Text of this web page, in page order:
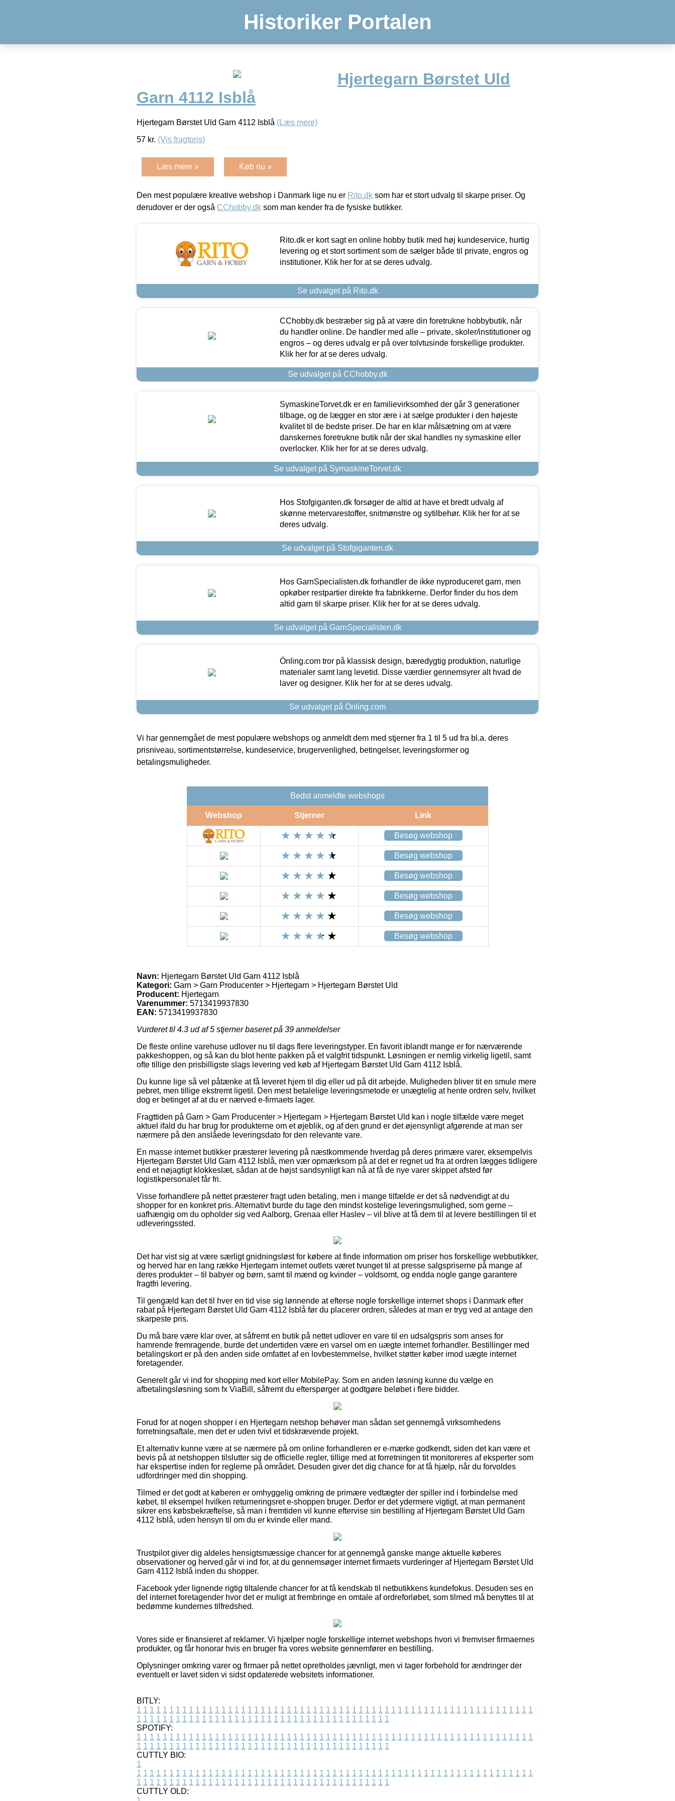
Historiker Portalen
Hjertegarn Børstet Uld
Garn 4112 Isblå
Hjertegarn Børstet Uld Garn 4112 Isblå (Læs mere)
57 kr. (Vis fragtpris)
Læs mere » Køb nu »
Den mest populære kreative webshop i Danmark lige nu er Rito.dk som har et stort udvalg til skarpe priser. Og
derudover er der også CChobby.dk som man kender fra de fysiske butikker.
Rito.dk er kort sagt en online hobby butik med høj kundeservice, hurtig
levering og et stort sortiment som de sælger både til private, engros og
institutioner. Klik her for at se deres udvalg.
Se udvalget på Rito.dk
CChobby.dk bestræber sig på at være din foretrukne hobbybutik, når
du handler online. De handler med alle – private, skoler/institutioner og
engros – og deres udvalg er på over tolvtusinde forskellige produkter.
Klik her for at se deres udvalg.
Se udvalget på CChobby.dk
SymaskineTorvet.dk er en familievirksomhed der går 3 generationer
tilbage, og de lægger en stor ære i at sælge produkter i den højeste
kvalitet til de bedste priser. De har en klar målsætning om at være
danskernes foretrukne butik når der skal handles ny symaskine eller
overlocker. Klik her for at se deres udvalg.
Se udvalget på SymaskineTorvet.dk
Hos Stofgiganten.dk forsøger de altid at have et bredt udvalg af
skønne metervarestoffer, snitmønstre og sytilbehør. Klik her for at se
deres udvalg.
Se udvalget på Stofgiganten.dk
Hos GarnSpecialisten.dk forhandler de ikke nyproduceret garn, men
opkøber restpartier direkte fra fabrikkerne. Derfor finder du hos dem
altid garn til skarpe priser. Klik her for at se deres udvalg.
Se udvalget på GarnSpecialisten.dk
Önling.com tror på klassisk design, bæredygtig produktion, naturlige
materialer samt lang levetid. Disse værdier gennemsyrer alt hvad de
laver og designer. Klik her for at se deres udvalg.
Se udvalget på Önling.com
Vi har gennemgået de mest populære webshops og anmeldt dem med stjerner fra 1 til 5 ud fra bl.a. deres
prisniveau, sortimentstørrelse, kundeservice, brugervenlighed, betingelser, leveringsformer og
betalingsmuligheder.
Bedst anmeldte webshops
Webshop Stjerner Link
Besøg webshop
Besøg webshop
Besøg webshop
Besøg webshop
Besøg webshop
Besøg webshop
Navn: Hjertegarn Børstet Uld Garn 4112 Isblå
Kategori: Garn > Garn Producenter > Hjertegarn > Hjertegarn Børstet Uld
Producent: Hjertegarn
Varenummer: 5713419937830
EAN: 5713419937830
Vurderet til 4.3 ud af 5 stjerner baseret på 39 anmeldelser
De fleste online varehuse udlover nu til dags flere leveringstyper. En favorit iblandt mange er for nærværende
pakkeshoppen, og så kan du blot hente pakken på et valgfrit tidspunkt. Løsningen er nemlig virkelig ligetil, samt
ofte tillige den prisbilligste slags levering ved køb af Hjertegarn Børstet Uld Garn 4112 Isblå.
Du kunne lige så vel påtænke at få leveret hjem til dig eller ud på dit arbejde. Muligheden bliver tit en smule mere
pebret, men tillige ekstremt ligetil. Den mest betalelige leveringsmetode er unægtelig at hente ordren selv, hvilket
dog er betinget af at du er nærved e-firmaets lager.
Fragttiden på Garn > Garn Producenter > Hjertegarn > Hjertegarn Børstet Uld kan i nogle tilfælde være meget
aktuel ifald du har brug for produkterne om et øjeblik, og af den grund er det øjensynligt afgørende at man ser
nærmere på den anslåede leveringsdato for den relevante vare.
En masse internet butikker præsterer levering på næstkommende hverdag på deres primære varer, eksempelvis
Hjertegarn Børstet Uld Garn 4112 Isblå, men vær opmærksom på at det er regnet ud fra at ordren lægges tidligere
end et nøjagtigt klokkeslæt, sådan at de højst sandsynligt kan nå at få de nye varer skippet afsted før
logistikpersonalet får fri.
Visse forhandlere på nettet præsterer fragt uden betaling, men i mange tilfælde er det så nødvendigt at du
shopper for en konkret pris. Alternativt burde du tage den mindst kostelige leveringsmulighed, som gerne –
uafhængig om du opholder sig ved Aalborg, Grenaa eller Haslev – vil blive at få dem til at levere bestillingen til et
udleveringssted.
Det har vist sig at være særligt gnidningsløst for købere at finde information om priser hos forskellige webbutikker,
og herved har en lang række Hjertegarn internet outlets været tvunget til at presse salgspriserne på mange af
deres produkter – til babyer og børn, samt til mænd og kvinder – voldsomt, og endda nogle gange garantere
fragtfri levering.
Til gengæld kan det til hver en tid vise sig lønnende at efterse nogle forskellige internet shops i Danmark efter
rabat på Hjertegarn Børstet Uld Garn 4112 Isblå før du placerer ordren, således at man er tryg ved at antage den
skarpeste pris.
Du må bare være klar over, at såfremt en butik på nettet udlover en vare til en udsalgspris som anses for
hamrende fremragende, burde det undertiden være en varsel om en uægte internet forhandler. Bestillinger med
betalingskort er på den anden side omfattet af en lovbestemmelse, hvilket støtter køber imod uægte internet
foretagender.
Generelt går vi ind for shopping med kort eller MobilePay. Som en anden løsning kunne du vælge en
afbetalingsløsning som fx ViaBill, såfremt du efterspørger at godtgøre beløbet i flere bidder.
Forud for at nogen shopper i en Hjertegarn netshop behøver man sådan set gennemgå virksomhedens
forretningsaftale, men det er uden tvivl et tidskrævende projekt.
Et alternativ kunne være at se nærmere på om online forhandleren er e-mærke godkendt, siden det kan være et
bevis på at netshoppen tilslutter sig de officielle regler, tillige med at forretningen tit monitoreres af eksperter som
har ekspertise inden for reglerne på området. Desuden giver det dig chance for at få hjælp, når du forvoldes
udfordringer med din shopping.
Tilmed er det godt at køberen er omhyggelig omkring de primære vedtægter der spiller ind i forbindelse med
købet, til eksempel hvilken returneringsret e-shoppen bruger. Derfor er det ydermere vigtigt, at man permanent
sikrer ens købsbekræftelse, så man i fremtiden vil kunne eftervise sin bestilling af Hjertegarn Børstet Uld Garn
4112 Isblå, uden hensyn til om du er kvinde eller mand.
Trustpilot giver dig aldeles hensigtsmæssige chancer for at gennemgå ganske mange aktuelle køberes
observationer og herved går vi ind for, at du gennemsøger internet firmaets vurderinger af Hjertegarn Børstet Uld
Garn 4112 Isblå inden du shopper.
Facebook yder lignende rigtig tiltalende chancer for at få kendskab til netbutikkens kundefokus. Desuden ses en
del internet foretagender hvor det er muligt at frembringe en omtale af ordreforløbet, som tilmed må benyttes til at
bedømme kundernes tilfredshed.
Vores side er finansieret af reklamer. Vi hjælper nogle forskellige internet webshops hvori vi fremviser firmaernes
produkter, og får honorar hvis en bruger fra vores website gennemfører en bestilling.
Oplysninger omkring varer og firmaer på nettet opretholdes jævnligt, men vi tager forbehold for ændringer der
eventuelt er lavet siden vi sidst opdaterede websitets informationer.
BITLY:
1 1 1 1 1 1 1 1 1 1 1 1 1 1 1 1 1 1 1 1 1 1 1 1 1 1 1 1 1 1 1 1 1 1 1 1 1 1 1 1 1 1 1 1 1 1 1 1 1 1 1 1 1 1 1 1 1 1 1 1 1
1 1 1 1 1 1 1 1 1 1 1 1 1 1 1 1 1 1 1 1 1 1 1 1 1 1 1 1 1 1 1 1 1 1 1 1 1 1 1
SPOTIFY:
1 1 1 1 1 1 1 1 1 1 1 1 1 1 1 1 1 1 1 1 1 1 1 1 1 1 1 1 1 1 1 1 1 1 1 1 1 1 1 1 1 1 1 1 1 1 1 1 1 1 1 1 1 1 1 1 1 1 1 1 1
1 1 1 1 1 1 1 1 1 1 1 1 1 1 1 1 1 1 1 1 1 1 1 1 1 1 1 1 1 1 1 1 1 1 1 1 1 1 1
CUTTLY BIO:
1
1 1 1 1 1 1 1 1 1 1 1 1 1 1 1 1 1 1 1 1 1 1 1 1 1 1 1 1 1 1 1 1 1 1 1 1 1 1 1 1 1 1 1 1 1 1 1 1 1 1 1 1 1 1 1 1 1 1 1 1 1
1 1 1 1 1 1 1 1 1 1 1 1 1 1 1 1 1 1 1 1 1 1 1 1 1 1 1 1 1 1 1 1 1 1 1 1 1 1 1
CUTTLY OLD: